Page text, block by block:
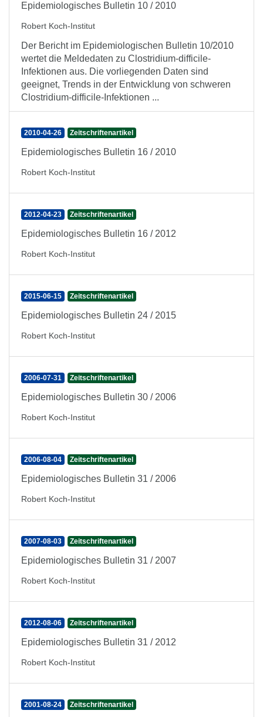
Epidemiologisches Bulletin 10 / 2010
Robert Koch-Institut
Der Bericht im Epidemiologischen Bulletin 10/2010
wertet die Meldedaten zu Clostridium-difficile-
Infektionen aus. Die vorliegenden Daten sind
geeignet, Trends in der Entwicklung von schweren
Clostridium-difficile-Infektionen ...
2010-04-26 Zeitschriftenartikel
Epidemiologisches Bulletin 16 / 2010
Robert Koch-Institut
2012-04-23 Zeitschriftenartikel
Epidemiologisches Bulletin 16 / 2012
Robert Koch-Institut
2015-06-15 Zeitschriftenartikel
Epidemiologisches Bulletin 24 / 2015
Robert Koch-Institut
2006-07-31 Zeitschriftenartikel
Epidemiologisches Bulletin 30 / 2006
Robert Koch-Institut
2006-08-04 Zeitschriftenartikel
Epidemiologisches Bulletin 31 / 2006
Robert Koch-Institut
2007-08-03 Zeitschriftenartikel
Epidemiologisches Bulletin 31 / 2007
Robert Koch-Institut
2012-08-06 Zeitschriftenartikel
Epidemiologisches Bulletin 31 / 2012
Robert Koch-Institut
2001-08-24 Zeitschriftenartikel